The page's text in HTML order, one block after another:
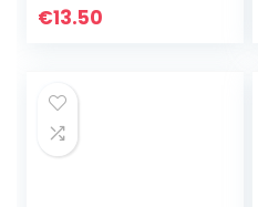
en Wall Art Foto
€13.50